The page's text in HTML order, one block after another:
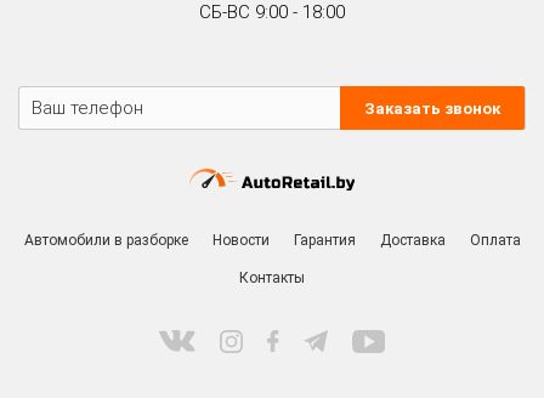
СБ-ВС 9:00 - 18:00
Заказать звонок
Автомобили в разборке Новости Гарантия Доставка Оплата
Контакты